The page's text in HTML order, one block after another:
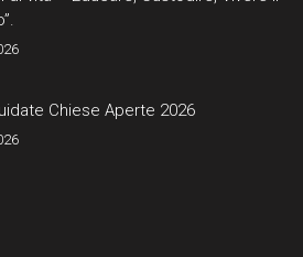
Chiese Aperte 2026